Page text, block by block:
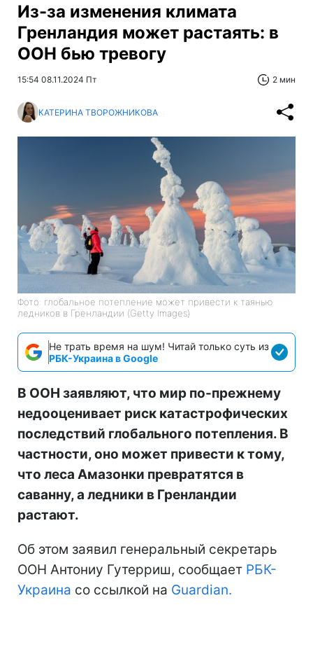
Из-за изменения климата
Гренландия может растаять: в
ООН бью тревогу
15:54 08.11.2024 Пт 2 мин
КАТЕРИНА ТВОРОЖНИКОВА
Фото: глобальное потепление может привести к таянью
ледников в Гренландии (Getty Images)
Не трать время на шум! Читай только суть из
РБК-Украина в Google
В ООН заявляют, что мир по-прежнему
недооценивает риск катастрофических
последствий глобального потепления. В
частности, оно может привести к тому,
что леса Амазонки превратятся в
саванну, а ледники в Гренландии
растают.
Об этом заявил генеральный секретарь
ООН Антониу Гутерриш, сообщает РБК-
Украина со ссылкой на Guardian.